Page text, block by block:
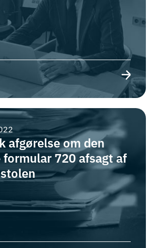
afgørelse om den
formular 720 afsagt af